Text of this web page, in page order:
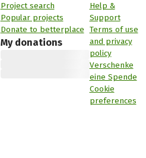
Project search
Popular projects
Donate to betterplace
My donations
Help &
Support
Terms of use
and privacy
policy
Verschenke
eine Spende
Cookie
preferences